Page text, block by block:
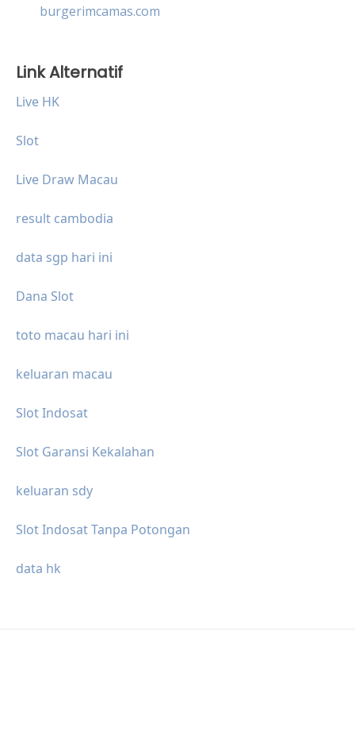
burgerimcamas.com
Link Alternatif
Live HK
Slot
Live Draw Macau
result cambodia
data sgp hari ini
Dana Slot
toto macau hari ini
keluaran macau
Slot Indosat
Slot Garansi Kekalahan
keluaran sdy
Slot Indosat Tanpa Potongan
data hk